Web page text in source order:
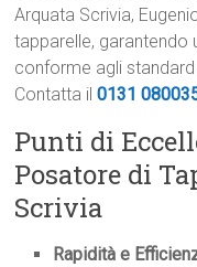
Arquata Scrivia,
tapparelle, garantendo
conforme agli
Contatta il0131
Punti di
Posatore di
Scrivia
Rapidità e